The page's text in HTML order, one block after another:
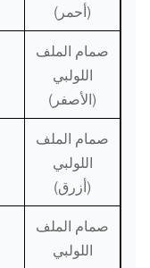
(أحمر)
صمام الملف
اللولبي
(الأصفر)
صمام الملف
اللولبي
(أزرق)
صمام الملف
اللولبي